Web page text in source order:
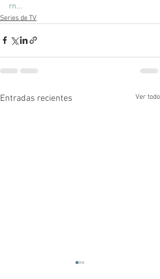
rn...
Series de TV
Entradas recientes Ver todo